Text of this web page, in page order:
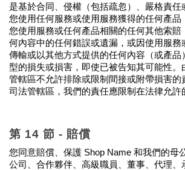
是基於合同、侵權（包括疏忽）、嚴格責任
您使用任何服務或使用服務獲得的任何產品
您使用服務或任何產品相關的任何其他索賠
何內容中的任何錯誤或遺漏，或因使用服務
傳輸或以其他方式提供的任何內容（或產品
型的損失或損害，即使已被告知其可能性。
管轄區不允許排除或限制間接或附帶損害的
司法管轄區，我們的責任應限制在法律允許
第 14 節 - 賠償
您同意賠償、保護 Shop Name 和我們的母
公司、合作夥伴、高級職員、董事、代理、